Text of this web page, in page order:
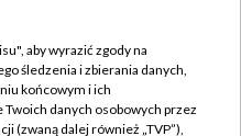
TVP
aby wyrazić zgody na
śledzenia i zbierania danych,
końcowym i ich
danych osobowych przez
(zwaną dalej również „TVP”),